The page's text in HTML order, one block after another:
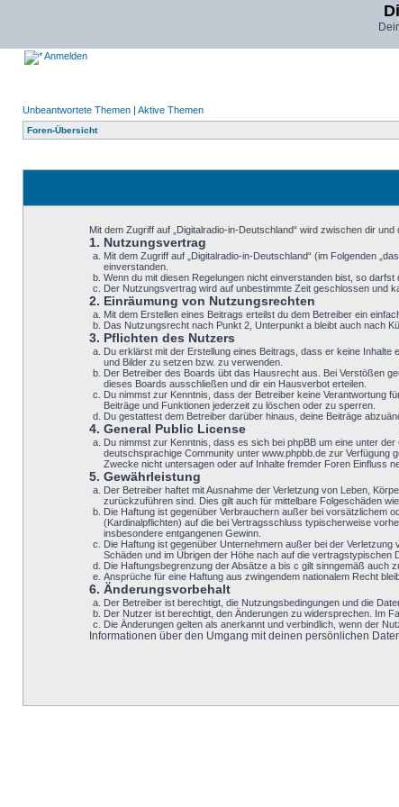
Anmelden
Unbeantwortete Themen | Aktive Themen
Foren-Übersicht
Mit dem Zugriff auf „Digitalradio-in-Deutschland“ wird zwischen dir
1. Nutzungsvertrag
Mit dem Zugriff auf „Digitalradio-in-Deutschland“ (im Folgenden
einverstanden.
Wenn du mit diesen Regelungen nicht einverstanden bist, so
Der Nutzungsvertrag wird auf unbestimmte Zeit geschlossen und
2. Einräumung von Nutzungsrechten
Mit dem Erstellen eines Beitrags erteilst du dem Betreiber ein
Das Nutzungsrecht nach Punkt 2, Unterpunkt a bleibt auch nach
3. Pflichten des Nutzers
Du erklärst mit der Erstellung eines Beitrags, dass er keine
und Bilder zu setzen bzw. zu verwenden.
Der Betreiber des Boards übt das Hausrecht aus. Bei Verstößen
dieses Boards ausschließen und dir ein Hausverbot erteilen.
Du nimmst zur Kenntnis, dass der Betreiber keine Verantwortung
Beiträge und Funktionen jederzeit zu löschen oder zu sperren.
Du gestattest dem Betreiber darüber hinaus, deine Beiträge
4. General Public License
Du nimmst zur Kenntnis, dass es sich bei phpBB um eine unter
deutschsprachige Community unter www.phpbb.de zur Verfügung
Zwecke nicht untersagen oder auf Inhalte fremder Foren Einfluss
5. Gewährleistung
Der Betreiber haftet mit Ausnahme der Verletzung von Leben,
zurückzuführen sind. Dies gilt auch für mittelbare Folgeschäden
Die Haftung ist gegenüber Verbrauchern außer bei vorsätzlichem
(Kardinalpflichten) auf die bei Vertragsschluss typischerweise
insbesondere entgangenen Gewinn.
Die Haftung ist gegenüber Unternehmern außer bei der
Schäden und im Übrigen der Höhe nach auf die
Die Haftungsbegrenzung der Absätze a bis c gilt sinngemäß auch
Ansprüche für eine Haftung aus zwingendem nationalem Recht
6. Änderungsvorbehalt
Der Betreiber ist berechtigt, die Nutzungsbedingungen und die
Der Nutzer ist berechtigt, den Änderungen zu widersprechen. Im
Die Änderungen gelten als anerkannt und verbindlich, wenn der
Informationen über den Umgang mit deinen persönlichen